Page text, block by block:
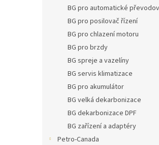
BG pro automatické
BG pro posilovač řízení
BG pro chlazení motoru
BG pro brzdy
BG spreje a vazelíny
BG servis klimatizace
BG pro akumulátor
BG velká dekarbonizace
BG dekarbonizace DPF
BG zařízení a adaptéry
Petro-Canada